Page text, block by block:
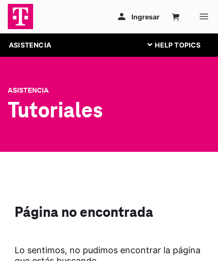
ASISTENCIA
ASISTENCIA
Tutoriales